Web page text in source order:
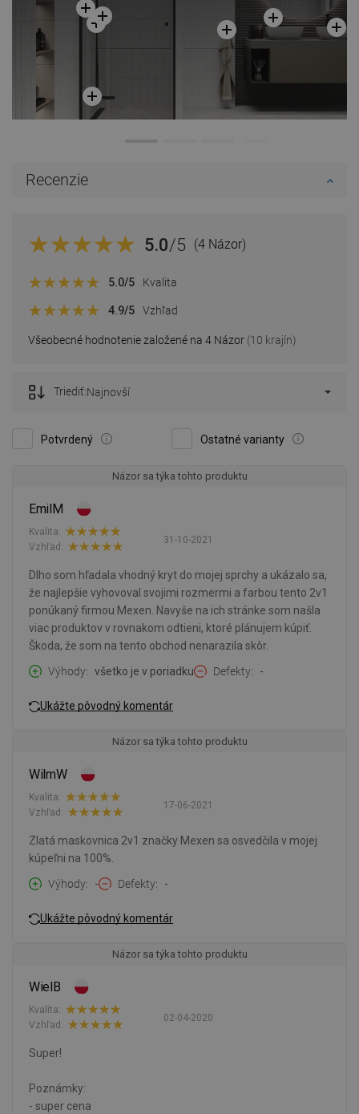
Recenzie
5.0/5 (4 Názor)
Všeobecné hodnotenie založené na 4 Názor (10 krajín)
5.0/5 Kvalita
4.9/5 Vzhľad
Potvrdený Ostatné varianty
Triediť:Najnovší
Názor sa týka tohto produktu
EmilM
31-10-2021
Kvalita:
Vzhľad:
Dlho som hľadala vhodný kryt do mojej sprchy a ukázalo sa,
že najlepšie vyhovoval svojimi rozmermi a farbou tento 2v1
ponúkaný firmou Mexen. Navyše na ich stránke som našla
viac produktov v rovnakom odtieni, ktoré plánujem kúpiť.
Škoda, že som na tento obchod nenarazila skôr.
Výhody
všetko je v poriadku Defekty -
Ukážte pôvodný komentár
Názor sa týka tohto produktu
WilmW
17-06-2021
Kvalita:
Vzhľad:
Zlatá maskovnica 2v1 značky Mexen sa osvedčila v mojej
kúpeľni na 100%.
Výhody
- Defekty -
Ukážte pôvodný komentár
Názor sa týka tohto produktu
WielB
02-04-2020
Kvalita:
Vzhľad:
Super!
Poznámky:
- super cena